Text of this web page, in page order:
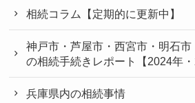
相続コラム【定期的に更新中】
神戸市・芦屋市・西宮市・明石
の相続手続きレポート【2024年・
兵庫県内の相続事情